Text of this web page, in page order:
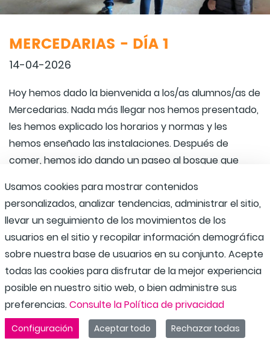
MERCEDARIAS - DÍA 1
14-04-2026
Hoy hemos dado la bienvenida a los/as alumnos/as de
Mercedarias. Nada más llegar nos hemos presentado,
les hemos explicado los horarios y normas y les
hemos enseñado las instalaciones. Después de
comer, hemos ido dando un paseo al bosque que
merendado y hemos disfrutado de la naturaleza.
Usamos cookies para mostrar contenidos
personalizados, analizar tendencias, administrar el sitio,
llevar un seguimiento de los movimientos de los
usuarios en el sitio y recopilar información demográfica
sobre nuestra base de usuarios en su conjunto. Acepte
todas las cookies para disfrutar de la mejor experiencia
posible en nuestro sitio web, o bien administre sus
preferencias.Consulte la Política de privacidad
Configuración Aceptar todo Rechazar todas